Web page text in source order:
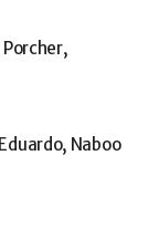
Naboo